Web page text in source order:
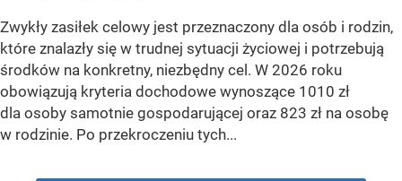
Zwykły zasiłek celowy jest przeznaczony dla osób i rodzin,
które znalazły się w trudnej sytuacji życiowej i potrzebują
środków na konkretny, niezbędny cel. W 2026 roku
obowiązują kryteria dochodowe wynoszące 1010 zł
dla osoby samotnie gospodarującej oraz 823 zł na osobę
w rodzinie. Po przekroczeniu tych...